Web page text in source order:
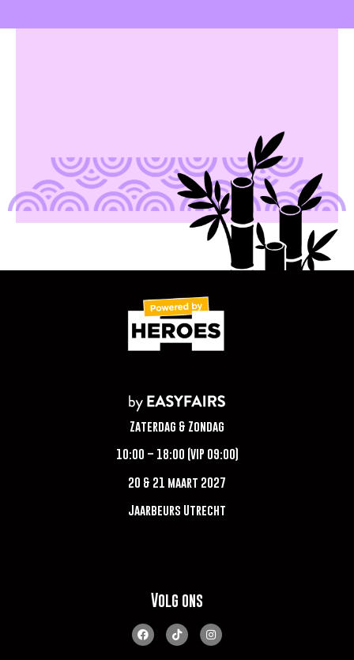
Zaterdag & Zondag
10:00 – 18:00 (VIP 09:00)
20 & 21 maart 2027
Jaarbeurs Utrecht
Volg ons